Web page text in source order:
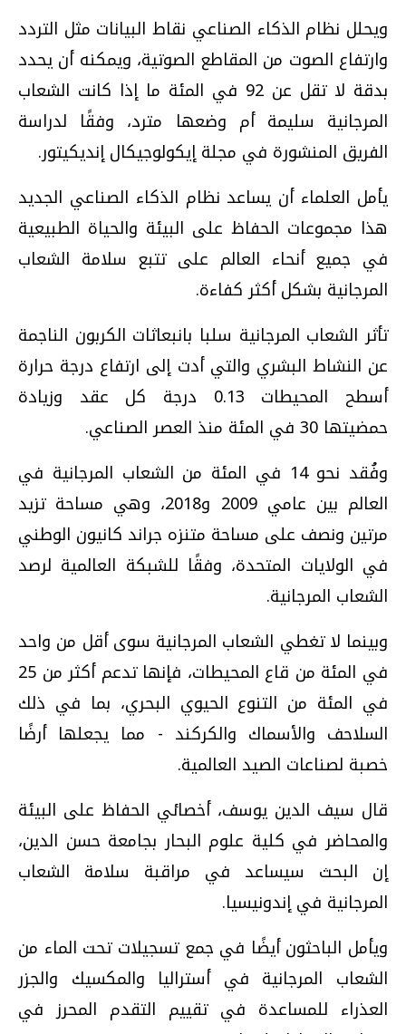
ويحلل نظام الذكاء الصناعي نقاط البيانات مثل التردد
وارتفاع الصوت من المقاطع الصوتية، ويمكنه أن يحدد
بدقة لا تقل عن 92 في المئة ما إذا كانت الشعاب
المرجانية سليمة أم وضعها مترد، وفقًا لدراسة
الفريق المنشورة في مجلة إيكولوجيكال إنديكيتور.
يأمل العلماء أن يساعد نظام الذكاء الصناعي الجديد
هذا مجموعات الحفاظ على البيئة والحياة الطبيعية
في جميع أنحاء العالم على تتبع سلامة الشعاب
المرجانية بشكل أكثر كفاءة.
تأثر الشعاب المرجانية سلبا بانبعاثات الكربون الناجمة
عن النشاط البشري والتي أدت إلى ارتفاع درجة حرارة
أسطح المحيطات 0.13 درجة كل عقد وزيادة
حمضيتها 30 في المئة منذ العصر الصناعي.
وفُقد نحو 14 في المئة من الشعاب المرجانية في
العالم بين عامي 2009 و2018، وهي مساحة تزيد
مرتين ونصف على مساحة متنزه جراند كانيون الوطني
في الولايات المتحدة، وفقًا للشبكة العالمية لرصد
الشعاب المرجانية.
وبينما لا تغطي الشعاب المرجانية سوى أقل من واحد
في المئة من قاع المحيطات، فإنها تدعم أكثر من 25
في المئة من التنوع الحيوي البحري، بما في ذلك
السلاحف والأسماك والكركند - مما يجعلها أرضًا
خصبة لصناعات الصيد العالمية.
قال سيف الدين يوسف، أخصائي الحفاظ على البيئة
والمحاضر في كلية علوم البحار بجامعة حسن الدين،
إن البحث سيساعد في مراقبة سلامة الشعاب
المرجانية في إندونيسيا.
ويأمل الباحثون أيضًا في جمع تسجيلات تحت الماء من
الشعاب المرجانية في أستراليا والمكسيك والجزر
العذراء للمساعدة في تقييم التقدم المحرز في